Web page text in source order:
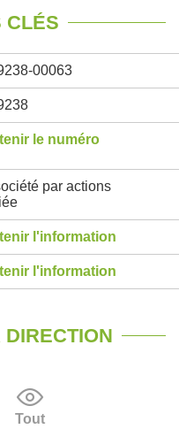
CLÉS
00063
le numéro
par actions
l'information
l'information
DIRECTION
Tout